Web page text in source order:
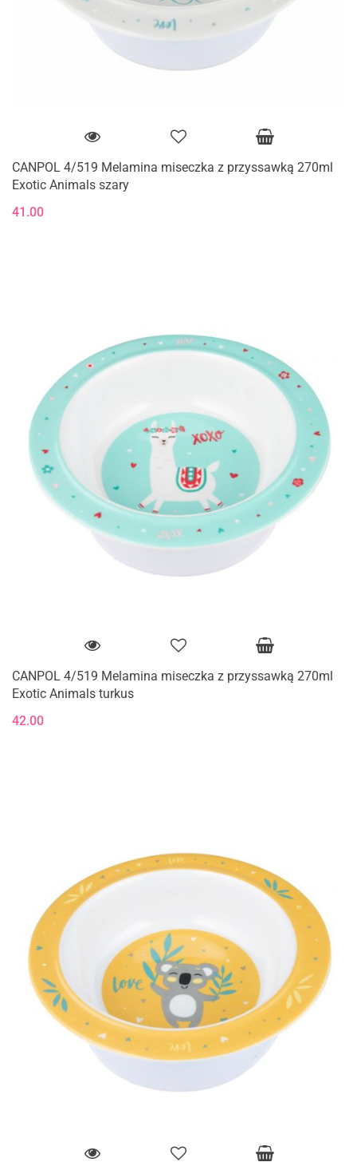
CANPOL 4/519 Melamina miseczka z przyssawką 270ml
Exotic Animals szary
41.00
CANPOL 4/519 Melamina miseczka z przyssawką 270ml
Exotic Animals turkus
42.00